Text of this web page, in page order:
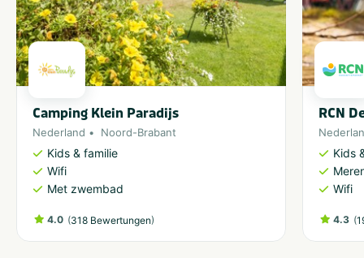
Camping Klein Paradijs
Nederland Noord-Brabant
Kids & familie
Wifi
Met zwembad
4.0 (318 Bewertungen)
RCN
Kids
Wifi
4.3 (